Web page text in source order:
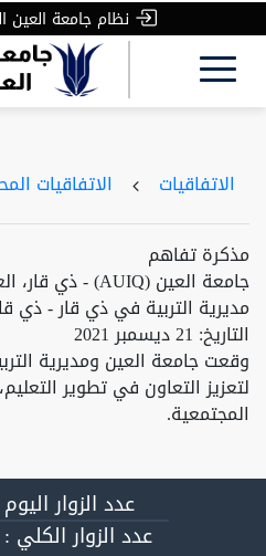
نظام جامعة العين
الاتفاقيات الاتفاقيات
مذكرة تفاهم
جامعة العين (AUIQ) - ذي قار، العراق
مديرية التربية في ذي قار - ذي
التاريخ: 21 ديسمبر 2021
وقعت جامعة العين ومديرية
لتعزيز التعاون في تطوير
المجتمعية.
عدد الزوار
عدد الزوار الكلي :